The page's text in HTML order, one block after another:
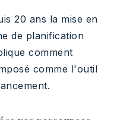
20 ans la mise en
de planification
comment
comme l'outil